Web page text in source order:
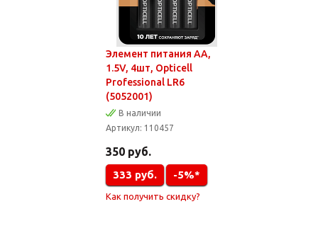
Элемент питания AA,
1.5V, 4шт, Opticell
Professional LR6
(5052001)
В наличии
Артикул: 110457
350 руб.
333 руб. -5%*
Как получить скидку?